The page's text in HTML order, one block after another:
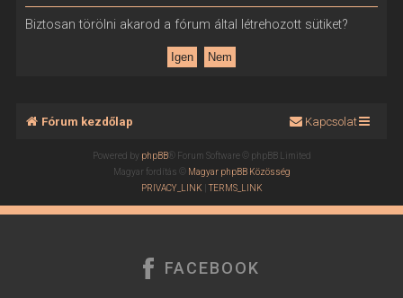
Biztosan törölni akarod a fórum által létrehozott sütiket?
Fórum kezdőlap Kapcsolat
Powered by phpBB® Forum Software © phpBB Limited
Magyar fordítás © Magyar phpBB Közösség
PRIVACY_LINK |TERMS_LINK
FACEBOOK